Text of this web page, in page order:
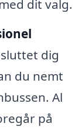
dit valg.
dig
du nemt
Al
på